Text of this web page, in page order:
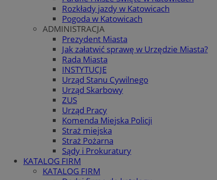
Rozkłady jazdy w Katowicach
Pogoda w Katowicach
ADMINISTRACJA
Prezydent Miasta
Jak załatwić sprawę w Urzędzie Miasta?
Rada Miasta
INSTYTUCJE
Urząd Stanu Cywilnego
Urząd Skarbowy
ZUS
Urząd Pracy
Komenda Miejska Policji
Straż miejska
Straż Pożarna
Sądy i Prokuratury
KATALOG FIRM
KATALOG FIRM